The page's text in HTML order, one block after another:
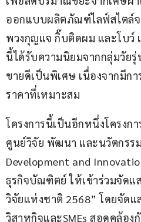
ออกแบบผลิตภัณฑ์ไลฟ์สไตล์จ
พวงกุญแจ กิ๊บติดผม และโบว์
นี้ได้รับความนิยมจากกลุ่มวัย
ขายดีเป็นพิเศษ เนื่องจากมี
ราคาที่เหมาะสม
โครงการนี้เป็นอีกหนึ่งโครงก
ศูนย์วิจัย พัฒนา และนวัตกรรม
Development and
ธุรกิจบัณฑิตย์ ให้เข้าร่วมจัดแ
วิจัยแห่งชาติ 2568” โดยจัด
วิสาหกิจและSMEs สอดคล้อง